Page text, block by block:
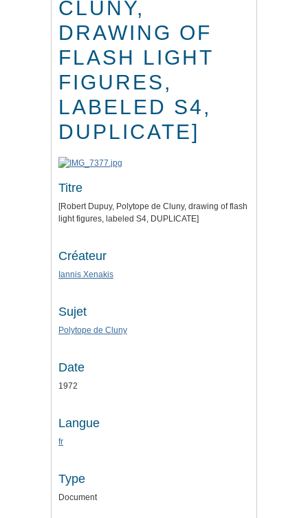
CLUNY,
DRAWING OF
FLASH LIGHT
FIGURES,
LABELED S4,
DUPLICATE]
Titre
[Robert Dupuy, Polytope de Cluny, drawing of flash
light figures, labeled S4, DUPLICATE]
Créateur
Iannis Xenakis
Sujet
Polytope de Cluny
Date
1972
Langue
fr
Type
Document